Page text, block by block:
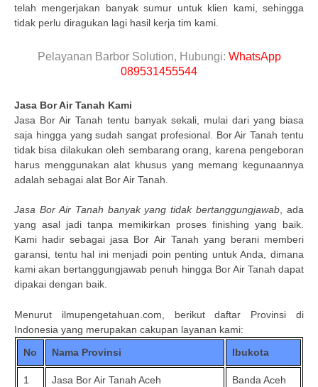
telah mengerjakan banyak sumur untuk klien kami, sehingga
tidak perlu diragukan lagi hasil kerja tim kami.
Pelayanan Barbor Solution, Hubungi: WhatsApp
089531455544
Jasa Bor Air Tanah Kami
Jasa Bor Air Tanah tentu banyak sekali, mulai dari yang biasa
saja hingga yang sudah sangat profesional. Bor Air Tanah tentu
tidak bisa dilakukan oleh sembarang orang, karena pengeboran
harus menggunakan alat khusus yang memang kegunaannya
adalah sebagai alat Bor Air Tanah.
Jasa Bor Air Tanah banyak yang tidak bertanggungjawab , ada
yang asal jadi tanpa memikirkan proses finishing yang baik.
Kami hadir sebagai jasa Bor Air Tanah yang berani memberi
garansi, tentu hal ini menjadi poin penting untuk Anda, dimana
kami akan bertanggungjawab penuh hingga Bor Air Tanah dapat
dipakai dengan baik.
Menurut ilmupengetahuan.com, berikut daftar Provinsi di
Indonesia yang merupakan cakupan layanan kami:
No Nama Provinsi Ibukota
1 Jasa Bor Air Tanah Aceh Banda Aceh